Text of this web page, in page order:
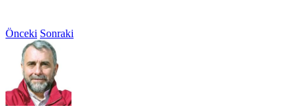
Önceki Sonraki